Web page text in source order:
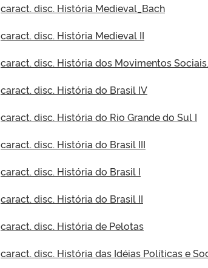
caract. disc. História Medieval_Bach
caract. disc. História Medieval II
caract. disc. História dos Movimentos
caract. disc. História do Brasil IV
caract. disc. História do Rio Grande do Sul I
caract. disc. História do Brasil III
caract. disc. História do Brasil I
caract. disc. História do Brasil II
caract. disc. História de Pelotas
caract. disc. História das Idéias Políticas e